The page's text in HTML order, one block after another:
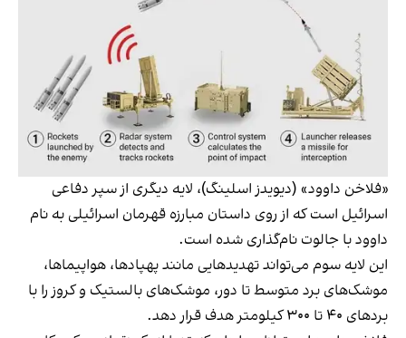
«فلاخن داوود» (دیویدز اسلینگ)، لایه دیگری از سپر دفاعی
اسرائیل است که از روی داستان مبارزه قهرمان اسرائیلی به نام
داوود با جالوت نام‌گذاری شده است.
این لایه سوم می‌تواند تهدیدهایی مانند پهپادها، هواپیماها،
موشک‌های برد متوسط تا دور، موشک‌های بالستیک و کروز را با
بردهای ۴۰ تا ۳۰۰ کیلومتر هدف قرار دهد.